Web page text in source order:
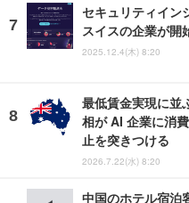
セキュリティイン
スイスの企業が開
2025.12.4(木) 8:20
最低賃金実現に並
相が AI 企業に消
止を突きつける
2026.7.22(水) 8:20
中国のホテル宿泊